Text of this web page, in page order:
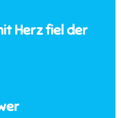
Herz fiel der